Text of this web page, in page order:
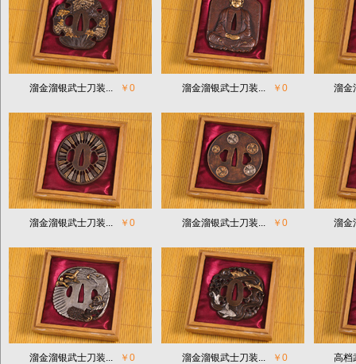
溜金溜银武士刀装... ￥0 溜金溜银武士刀装... ￥0 溜金
溜金溜银武士刀装... ￥0 溜金溜银武士刀装... ￥0 溜金
溜金溜银武士刀装... ￥0 溜金溜银武士刀装... ￥0 高档